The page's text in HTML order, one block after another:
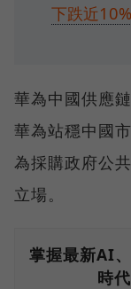
下跌近
華為中國供應
華為站穩中國
為採購政府公
立場。
掌握最新AI
時